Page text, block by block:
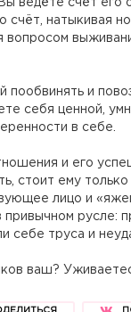
ведёте счёт его
счёт, натыкивая
вопросом
пообвинять и
себя ценной,
в себе.
и его
стоит ему только
лицо и
русле:
себе труса и
ваш?